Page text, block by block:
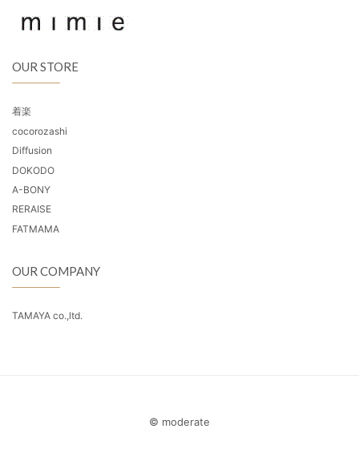
OUR STORE
着楽
cocorozashi
Diffusion
DOKODO
A-BONY
RERAISE
FATMAMA
OUR COMPANY
TAMAYA co.,ltd.
© moderate